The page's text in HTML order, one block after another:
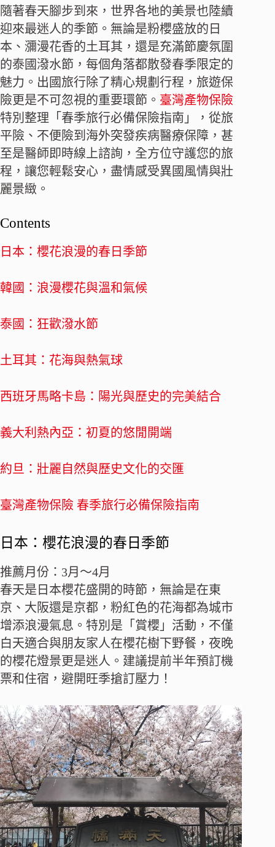
隨著春天腳步到來，世界各地的美景也陸續
迎來最迷人的季節。無論是粉櫻盛放的日
本、瀰漫花香的土耳其，還是充滿節慶氛圍
的泰國潑水節，每個角落都散發春季限定的
魅力。出國旅行除了精心規劃行程，旅遊保
險更是不可忽視的重要環節。 臺灣產物保險
特別整理「春季旅行必備保險指南」，從旅
平險、不便險到海外突發疾病醫療保障，甚
至是醫師即時線上諮詢，全方位守護您的旅
程，讓您輕鬆安心，盡情感受異國風情與壯
麗景緻。
Contents
日本：櫻花浪漫的春日季節
韓國：浪漫櫻花與溫和氣候
泰國：狂歡潑水節
土耳其：花海與熱氣球
西班牙馬略卡島：陽光與歷史的完美結合
義大利熱內亞：初夏的悠閒開端
約旦：壯麗自然與歷史文化的交匯
臺灣產物保險 春季旅行必備保險指南
日本：櫻花浪漫的春日季節
推薦月份：3月～4月
春天是日本櫻花盛開的時節，無論是在東
京、大阪還是京都，粉紅色的花海都為城市
增添浪漫氣息。特別是「賞櫻」活動，不僅
白天適合與朋友家人在櫻花樹下野餐，夜晚
的櫻花燈景更是迷人。建議提前半年預訂機
票和住宿，避開旺季搶訂壓力！